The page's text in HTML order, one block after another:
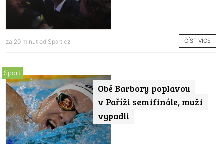
za 20 minut od Sport.cz ČÍST VÍCE
Obě Barbory poplavou
v Paříži semifinále, muži
vypadli
Sport